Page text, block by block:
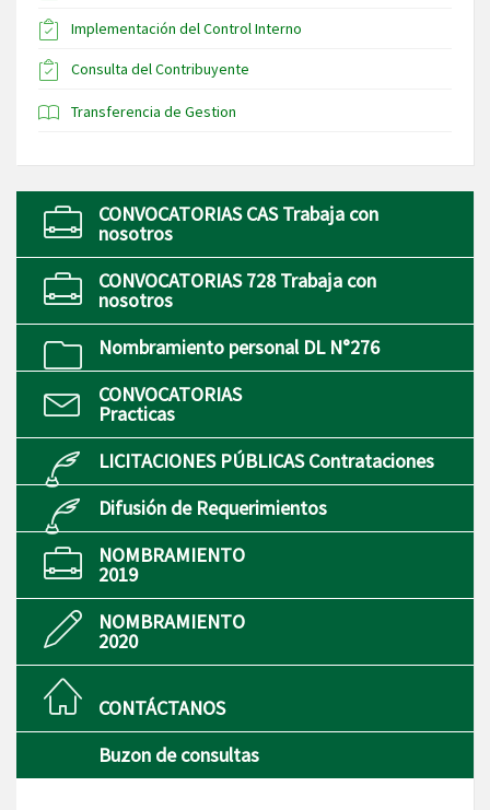
Implementación del Control Interno
Consulta del Contribuyente
Transferencia de Gestion
CONVOCATORIAS CAS Trabaja con
nosotros
CONVOCATORIAS 728 Trabaja con
nosotros
Nombramiento personal DL N°276
CONVOCATORIAS
Practicas
LICITACIONES PÚBLICAS Contrataciones
Difusión de Requerimientos
NOMBRAMIENTO
2019
NOMBRAMIENTO
2020
CONTÁCTANOS
Buzon de consultas